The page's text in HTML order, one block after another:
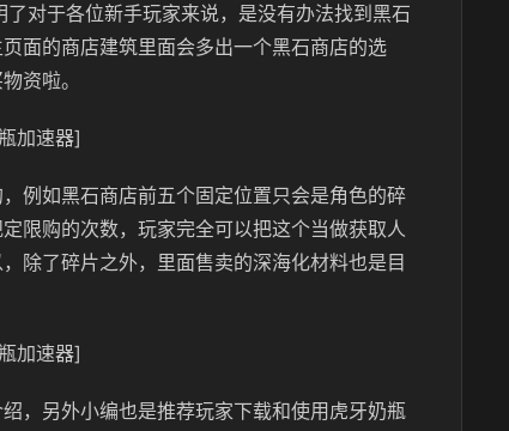
对于各位新手玩家来说，是没有办法找到黑石
面的商店建筑里面会多出一个黑石商店的选
资啦。
加速器]
例如黑石商店前五个固定位置只会是角色的碎
限购的次数，玩家完全可以把这个当做获取人
除了碎片之外，里面售卖的深海化材料也是目
加速器]
，另外小编也是推荐玩家下载和使用虎牙奶瓶